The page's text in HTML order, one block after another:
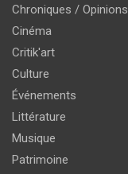
Chroniques / Opinions
Cinéma
Critik'art
Culture
Événements
Littérature
Musique
Patrimoine